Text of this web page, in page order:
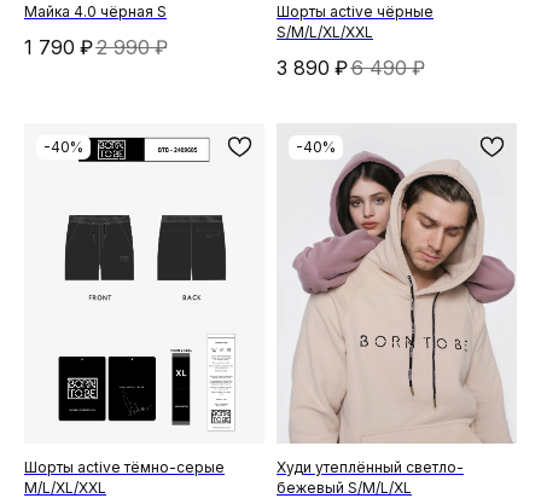
Майка 4.0 чёрная S
1 790 ₽2 990 ₽
Шорты active чёрные
S/M/L/XL/XXL
3 890 ₽6 490 ₽
-40%
Шорты active тёмно-серые
M/L/XL/XXL
-40%
Худи утеплённый светло-
бежевый S/M/L/XL